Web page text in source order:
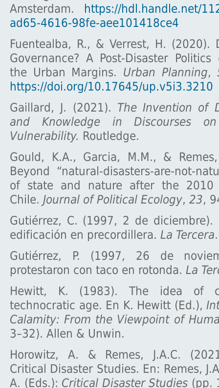
Amsterdam.
https://hdl.handle.net/
ad65-4616-98fe-aee101418ce4
Fuentealba, R., & Verrest, H. (2020).
Governance? A Post-Disaster
the Urban Margins. Urban Planning,
https://doi.org/10.17645/up.v5i3.3210
Gaillard, J. (2021). The Invention of
and Knowledge in Discourses
Vulnerability. Routledge.
Gould, K.A., Garcia, M.M., &
Beyond “natural-disasters-are-not-
of state and nature after the 2010
Chile. Journal of Political Ecology, 23,
Gutiérrez, C. (1997, 2 de diciembre).
edificación en precordillera. La Tercera.
Gutiérrez, P. (1997, 26 de
protestaron con taco en rotonda. La
Hewitt, K. (1983). The idea of
technocratic age. En K. Hewitt (Ed.),
Calamity: From the Viewpoint of
3–32). Allen & Unwin.
Horowitz, A. & Remes, J.A.C.
Critical Disaster Studies. En: Remes,
A. (Eds.): Critical Disaster Studies (pp.